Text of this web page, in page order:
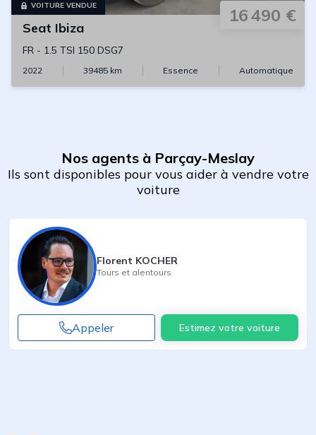
VOITURE VENDUE 16 490 €
Seat Ibiza
FR - 1.5 TSI 150 DSG7
2022 39485 km Essence Automatique
Nos agents à Parçay-Meslay
Ils sont disponibles pour vous aider à vendre votre
voiture
Florent KOCHER
Tours et alentours
Appeler Estimez votre voiture